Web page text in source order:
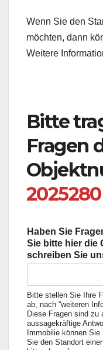
Wenn Sie den
möchten, dann
Weitere
Bitte
Fragen
2025280
Haben Sie
Sie bitte hier die
schreiben Sie
Bitte stellen Sie Ihre
ab, nach “weiteren
Diese Fragen sind zu
aussagekräftige
Immobilie können
Sie den Standort